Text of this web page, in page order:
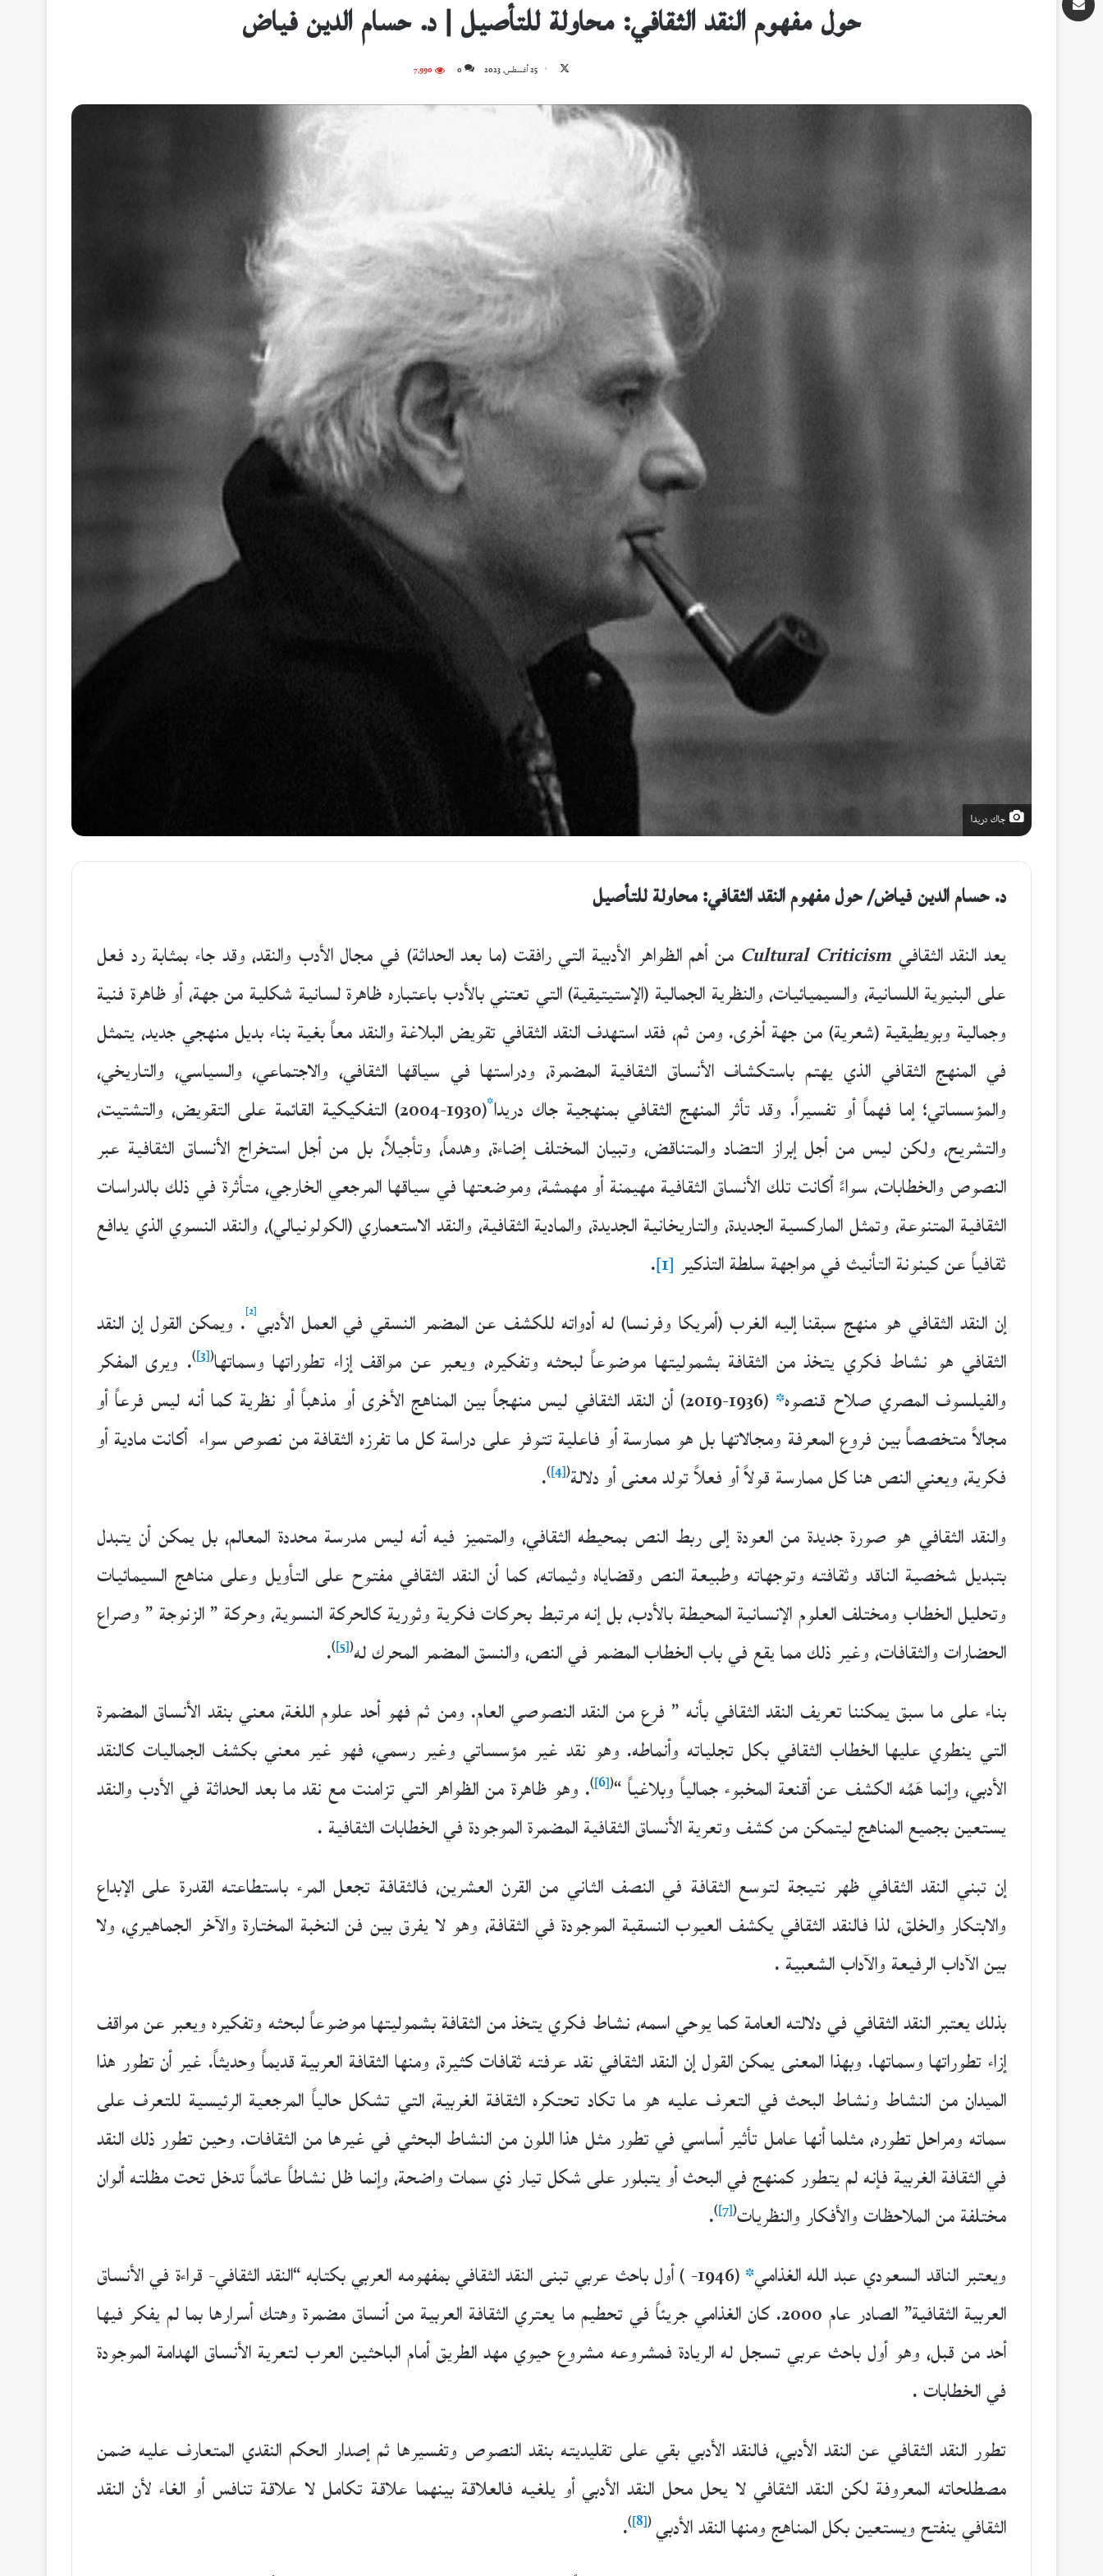
حول مفهوم النقد الثقافي: محاولة للتأصيل | د. حسام الدين فياض
X
25 أغسطس، 2023 0 7٬990
جاك دريدا
د. حسام الدين فياض/حول مفهوم النقد الثقافي:محاولة للتأصيل
يعد النقد الثقافيCultural Criticism من أهم الظواهر الأدبية التي رافقت (ما بعد الحداثة) في مجال الأدب والنقد، وقد جاء بمثابة رد فعل
على البنيوية اللسانية، والسيميائيات، والنظرية الجمالية (الإستيتيقية) التي تعتني بالأدب باعتباره ظاهرة لسانية شكلية من جهة، أو ظاهرة فنية
وجمالية وبويطيقية (شعرية) من جهة أخرى. ومن ثم، فقد استهدف النقد الثقافي تقويض البلاغة والنقد معاً بغية بناء بديل منهجي جديد، يتمثل
في المنهج الثقافي الذي يهتم باستكشاف الأنساق الثقافية المضمرة، ودراستها في سياقها الثقافي، والاجتماعي، والسياسي، والتاريخي،
والمؤسساتي؛ إما فهماً أو تفسيراً. وقد تأثر المنهج الثقافي بمنهجية جاك دريدا*
(1930-2004) التفكيكية القائمة على التقويض، والتشتيت،
والتشريح، ولكن ليس من أجل إبراز التضاد والمتناقض، وتبيان المختلف إضاءة، وهدماً، وتأجيلاً، بل من أجل استخراج الأنساق الثقافية عبر
النصوص والخطابات، سواءً أكانت تلك الأنساق الثقافية مهيمنة أو مهمشة، وموضعتها في سياقها المرجعي الخارجي، متأثرة في ذلك بالدراسات
الثقافية المتنوعة، وتمثل الماركسية الجديدة، والتاريخانية الجديدة، والمادية الثقافية، والنقد الاستعماري (الكولونيالي)، والنقد النسوي الذي يدافع
ثقافياً عن كينونة التأنيث في مواجهة سلطة التذكير[1]
.
إن النقد الثقافي هو منهج سبقنا إليه الغرب (أمريكا وفرنسا) له أدواته للكشف عن المضمر النسقي في العمل الأدبي[2] . ويمكن القول إن النقد
الثقافي هو نشاط فكري يتخذ من الثقافة بشموليتها موضوعاً لبحثه وتفكيره، ويعبر عن مواقف إزاء تطوراتها وسماتها(
[3]
). ويرى المفكر
والفيلسوف المصري صلاح قنصوه*
(1936-2019) أن النقد الثقافي ليس منهجاً بين المناهج الأخرى أو مذهباً أو نظرية كما أنه ليس فرعاً أو
مجالاً متخصصاً بين فروع المعرفة ومجالاتها بل هو ممارسة أو فاعلية تتوفر على دراسة كل ما تفرزه الثقافة من نصوص سواء أكانت مادية أو
فكرية، ويعني النص هنا كل ممارسة قولاً أو فعلاً تولد معنى أو دلالة(
[4]
)
.
والنقد الثقافي هو صورة جديدة من العودة إلى ربط النص بمحيطه الثقافي، والمتميز فيه أنه ليس مدرسة محددة المعالم، بل يمكن أن يتبدل
بتبديل شخصية الناقد وثقافته وتوجهاته وطبيعة النص وقضاياه وثيماته، كما أن النقد الثقافي مفتوح على التأويل وعلى مناهج السيمائيات
وتحليل الخطاب ومختلف العلوم الإنسانية المحيطة بالأدب، بل إنه مرتبط بحركات فكرية وثورية كالحركة النسوية، وحركة ” الزنوجة ” وصراع
الحضارات والثقافات، وغير ذلك مما يقع في باب الخطاب المضمر في النص، والنسق المضمر المحرك له(
[5]
)
.
بناء على ما سبق يمكننا تعريف النقد الثقافي بأنه ” فرع من النقد النصوصي العام. ومن ثم فهو أحد علوم اللغة، معني بنقد الأنساق المضمرة
التي ينطوي عليها الخطاب الثقافي بكل تجلياته وأنماطه. وهو نقد غير مؤسساتي وغير رسمي، فهو غير معني بكشف الجماليات كالنقد
الأدبي، وإنما هَمُه الكشف عن أقنعة المخبوء جمالياً وبلاغياً “(
[6]
). وهو ظاهرة من الظواهر التي تزامنت مع نقد ما بعد الحداثة في الأدب والنقد
يستعين بجميع المناهج ليتمكن من كشف وتعرية الأنساق الثقافية المضمرة الموجودة في الخطابات الثقافية .
إن تبني النقد الثقافي ظهر نتيجة لتوسع الثقافة في النصف الثاني من القرن العشرين، فالثقافة تجعل المرء باستطاعته القدرة على الإبداع
والابتكار والخلق، لذا فالنقد الثقافي يكشف العيوب النسقية الموجودة في الثقافة، وهو لا يفرق بين فن النخبة المختارة والآخر الجماهيري، ولا
بين الآداب الرفيعة والآداب الشعبية .
بذلك يعتبر النقد الثقافي في دلالته العامة كما يوحي اسمه، نشاط فكري يتخذ من الثقافة بشموليتها موضوعاً لبحثه وتفكيره ويعبر عن مواقف
إزاء تطوراتها وسماتها. وبهذا المعنى يمكن القول إن النقد الثقافي نقد عرفته ثقافات كثيرة، ومنها الثقافة العربية قديماً وحديثاً. غير أن تطور هذا
الميدان من النشاط ونشاط البحث في التعرف عليه هو ما تكاد تحتكره الثقافة الغربية، التي تشكل حالياً المرجعية الرئيسية للتعرف على
سماته ومراحل تطوره، مثلما أنها عامل تأثير أساسي في تطور مثل هذا اللون من النشاط البحثي في غيرها من الثقافات. وحين تطور ذلك النقد
في الثقافة الغربية فإنه لم يتطور كمنهج في البحث أو يتبلور على شكل تيار ذي سمات واضحة، وإنما ظل نشاطاً عائماً تدخل تحت مظلته ألوان
مختلفة من الملاحظات والأفكار والنظريات(
[7]
)
.
ويعتبر الناقد السعودي عبد الله الغذامي*
(1946- ) أول باحث عربي تبنى النقد الثقافي بمفهومه العربي بكتابه “النقد الثقافي- قراءة في الأنساق
العربية الثقافية” الصادر عام 2000. كان الغذامي جريئاً في تحطيم ما يعتري الثقافة العربية من أنساق مضمرة وهتك أسرارها بما لم يفكر فيها
أحد من قبل، وهو أول باحث عربي تسجل له الريادة فمشروعه مشروع حيوي مهد الطريق أمام الباحثين العرب لتعرية الأنساق الهدامة الموجودة
في الخطابات .
تطور النقد الثقافي عن النقد الأدبي، فالنقد الأدبي بقي على تقليديته بنقد النصوص وتفسيرها ثم إصدار الحكم النقدي المتعارف عليه ضمن
مصطلحاته المعروفة لكن النقد الثقافي لا يحل محل النقد الأدبي أو يلغيه فالعلاقة بينهما علاقة تكامل لا علاقة تنافس أو الغاء لأن النقد
الثقافي ينفتح ويستعين بكل المناهج ومنها النقد الأدبي(
[8]
)
.